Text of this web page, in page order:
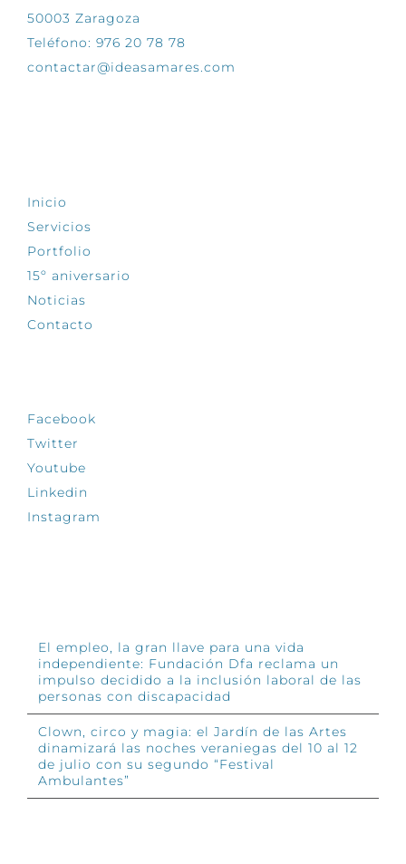
50003 Zaragoza
Teléfono: 976 20 78 78
contactar@ideasamares.com
Inicio
Servicios
Portfolio
15º aniversario
Noticias
Contacto
Facebook
Twitter
Youtube
Linkedin
Instagram
El empleo, la gran llave para una vida
independiente: Fundación Dfa reclama un
impulso decidido a la inclusión laboral de las
personas con discapacidad
Clown, circo y magia: el Jardín de las Artes
dinamizará las noches veraniegas del 10 al 12
de julio con su segundo “Festival
Ambulantes”